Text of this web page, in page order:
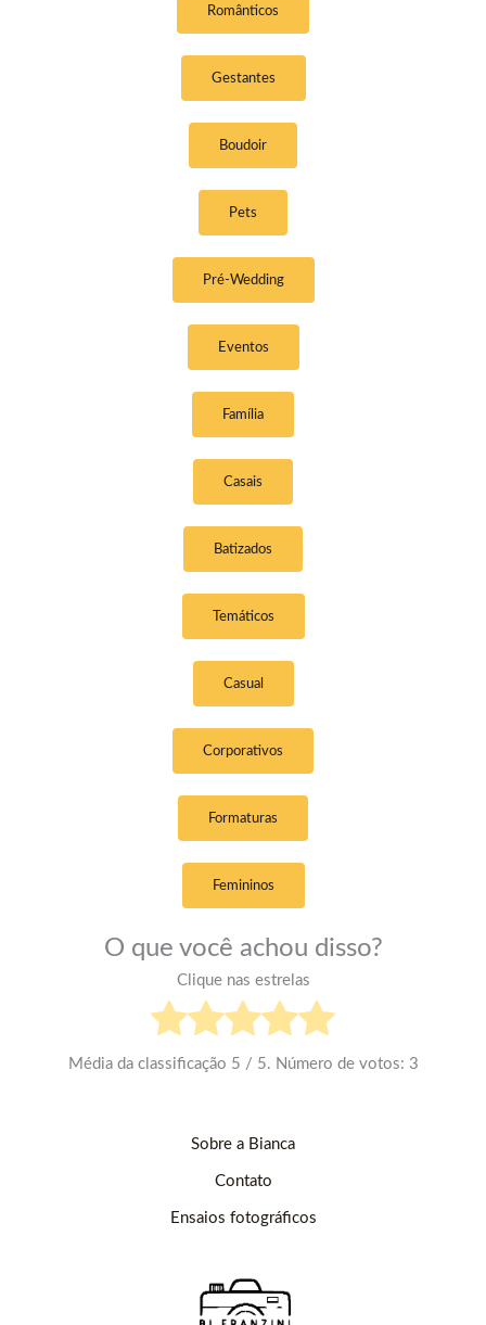
Românticos
Gestantes
Boudoir
Pets
Pré-Wedding
Eventos
Família
Casais
Batizados
Temáticos
Casual
Corporativos
Formaturas
Femininos
O que você achou disso?
Clique nas estrelas
Média da classificação 5 / 5. Número de votos: 3
Sobre a Bianca
Contato
Ensaios fotográficos